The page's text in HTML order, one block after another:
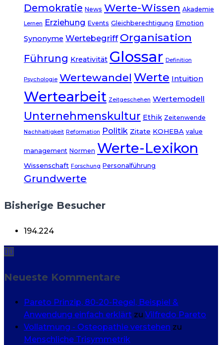
Demokratie News Werte-Wissen Akademie
Lernen Erziehung Events Gleichberechtigung Emotion
Synonyme Wertebegriff Organisation
Führung Kreativität Glossar Definition
Psychologie Wertewandel Werte Intuition
Wertearbeit Zeitgeschehen Wertemodell
Unternehmenskultur Ethik Zeitenwende
Nachhaltigkeit Reformation Politik Zitate KOHEBA value
management Normen Werte-Lexikon
Wissenschaft Forschung Personalführung
Grundwerte
Bisherige Besucher
194.224
Neueste Kommentare
Pareto Prinzip, 80-20-Regel, Beispiel &
Anwendung einfach erklärt zu Vilfredo Pareto
Vollatmung - Osteopathie verstehen zu
Menschliche Trisymmetrik